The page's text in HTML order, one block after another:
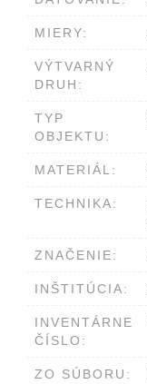
MIERY:
VÝTVARNÝ
DRUH:
TYP
OBJEKTU:
MATERIÁL:
TECHNIKA:
ZNAČENIE:
INŠTITÚCIA:
INVENTÁRNE
ČÍSLO:
ZO SÚBORU: